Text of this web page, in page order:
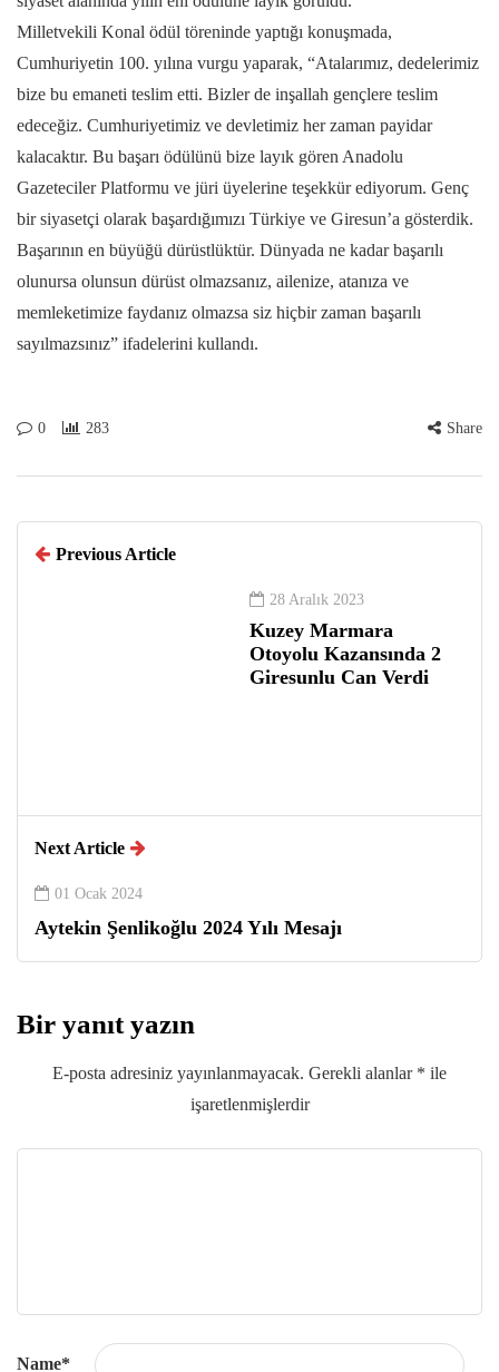
Milletvekili Konal ödül töreninde yaptığı konuşmada,
Cumhuriyetin 100. yılına vurgu yaparak, “Atalarımız, dedelerimiz
bize bu emaneti teslim etti. Bizler de inşallah gençlere teslim
edeceğiz. Cumhuriyetimiz ve devletimiz her zaman payidar
kalacaktır. Bu başarı ödülünü bize layık gören Anadolu
Gazeteciler Platformu ve jüri üyelerine teşekkür ediyorum. Genç
bir siyasetçi olarak başardığımızı Türkiye ve Giresun’a gösterdik.
Başarının en büyüğü dürüstlüktür. Dünyada ne kadar başarılı
olunursa olunsun dürüst olmazsanız, ailenize, atanıza ve
memleketimize faydanız olmazsa siz hiçbir zaman başarılı
sayılmazsınız” ifadelerini kullandı.
0 283 Share
Previous Article
28 Aralık 2023
Kuzey Marmara
Otoyolu Kazansında 2
Giresunlu Can Verdi
Next Article
01 Ocak 2024
Aytekin Şenlikoğlu 2024 Yılı Mesajı
Bir yanıt yazın
E-posta adresiniz yayınlanmayacak. Gerekli alanlar * ile
işaretlenmişlerdir
Name*